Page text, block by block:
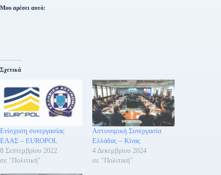
Μου αρέσει αυτό:
Σχετικά
Ενίσχυση συνεργασίας
ΕΛΑΣ – EUROPOL
8 Σεπτεμβρίου 2022
σε "Πολιτική"
Αστυνομική Συνεργασία
Ελλάδας – Κίνας
4 Δεκεμβρίου 2024
σε "Πολιτική"